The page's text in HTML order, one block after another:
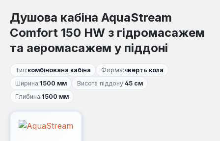
Душова кабіна AquaStream
Comfort 150 HW з гідромасажем
та аеромасажем у піддоні
Тип:комбінована кабіна Форма:чверть кола
Ширина:1500 мм Висота піддону:45 см
Глибина:1500 мм